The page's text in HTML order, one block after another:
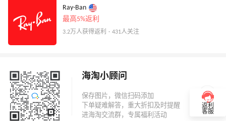
Ray-Ban
最高5%返利
3.2万人获得返利 · 431人关注
海淘小顾问
返利
客服